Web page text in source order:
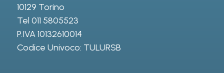
10129 Torino
Tel 011 5805523
P.IVA 10132610014
Codice Univoco: TULURSB